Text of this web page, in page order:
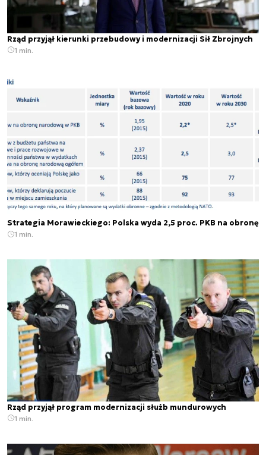
Rząd przyjął kierunki przebudowy i modernizacji Sił Zbrojnych
1 min.
Strategia Morawieckiego: Polska wyda 2,5 proc. PKB na obronę
1 min.
Rząd przyjął program modernizacji służb mundurowych
1 min.